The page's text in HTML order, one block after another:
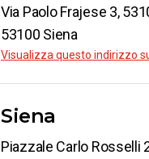
Via Paolo Frajese 3,
53100 Siena
Visualizza questo indirizzo
Siena
Piazzale Carlo Rosselli